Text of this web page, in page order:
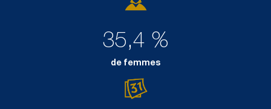
35,4 %
de femmes